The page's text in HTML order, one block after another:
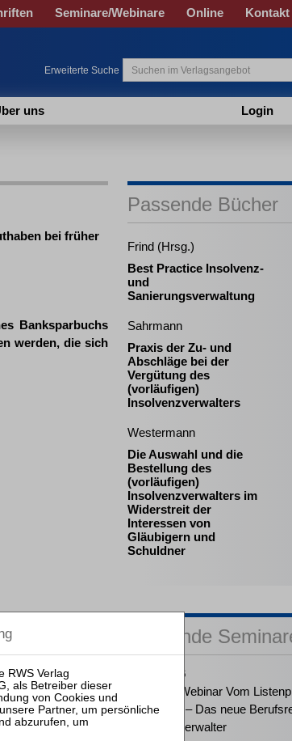
Seminare/Webinare Online
Erweiterte Suche
uns Login
bei früher
Banksparbuchs
werden, die sich
Passende Bücher
Frind (Hrsg.)
Best Practice Insolvenz-
und
Sanierungsverwaltung
Sahrmann
Praxis der Zu- und
Abschläge bei der
Vergütung des
(vorläufigen)
Insolvenzverwalters
Westermann
Die Auswahl und die
Bestellung des
(vorläufigen)
Insolvenzverwalters im
Widerstreit der
Interessen von
Gläubigern und
Schuldner
Passende
25.08.2026
Praktiker-Webinar Vom
Zulassung – Das neue
Insolvenzverwalter